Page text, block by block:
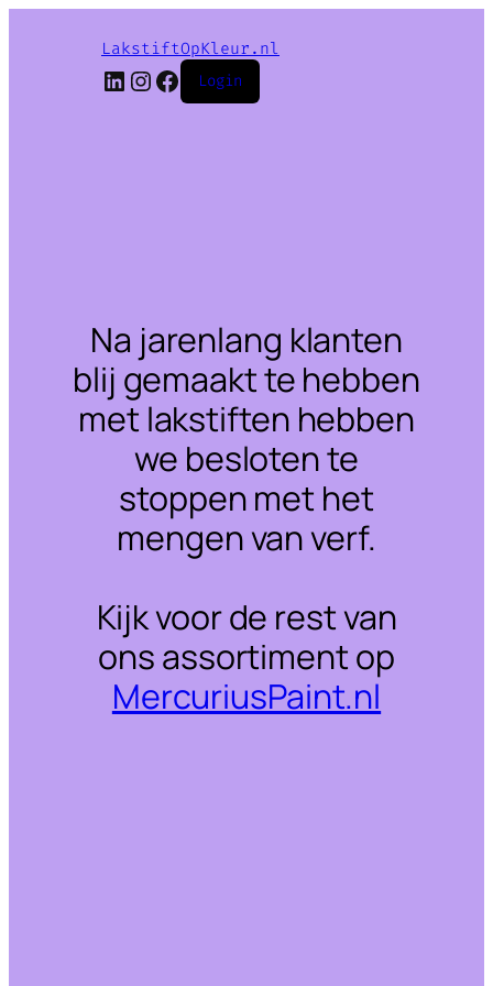
LakstiftOpKleur.nl
LinkedIn
Instagram
Facebook
Login
Na jarenlang klanten
blij gemaakt te hebben
met lakstiften hebben
we besloten te
stoppen met het
mengen van verf.
Kijk voor de rest van
ons assortiment op
MercuriusPaint.nl